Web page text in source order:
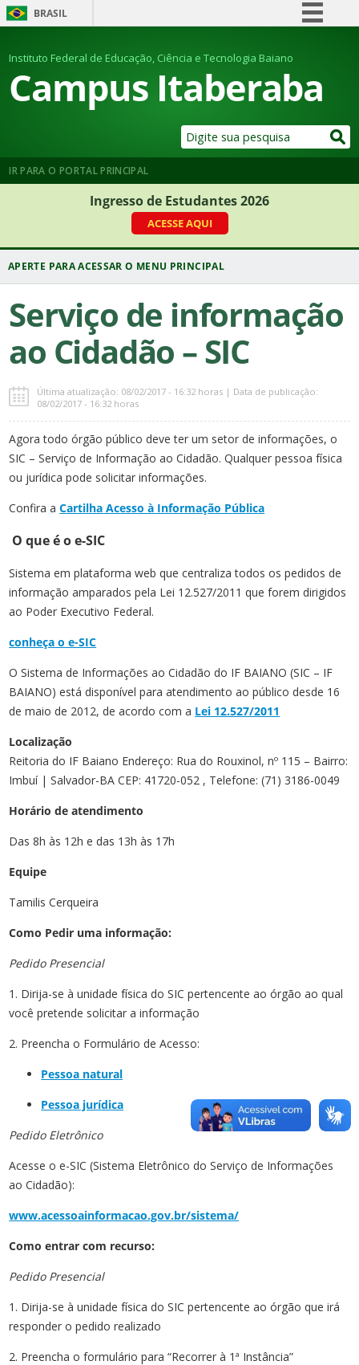
BRASIL
Comunica BR
Participe
Legislação
Instituto Federal de Educação, Ciência e Tecnologia Baiano
Campus Itaberaba
IR PARA O PORTAL PRINCIPAL
Ingresso de Estudantes 2026
ACESSE AQUI
Serviço de informação
ao Cidadão – SIC
Última atualização: 08/02/2017 - 16:32 horas | Data de publicação:
08/02/2017 - 16:32 horas
Agora todo órgão público deve ter um setor de informações, o
SIC – Serviço de Informação ao Cidadão. Qualquer pessoa física
ou jurídica pode solicitar informações.
Confira aCartilha Acesso à Informação Pública
O que é o e-SIC
Sistema em plataforma web que centraliza todos os pedidos de
informação amparados pela Lei 12.527/2011 que forem dirigidos
ao Poder Executivo Federal.
conheça o e-SIC
O Sistema de Informações ao Cidadão do IF BAIANO (SIC – IF
BAIANO) está disponível para atendimento ao público desde 16
de maio de 2012, de acordo com a Lei 12.527/2011
Localização
Reitoria do IF Baiano Endereço: Rua do Rouxinol, nº 115 – Bairro:
Imbuí | Salvador-BA CEP: 41720-052 , Telefone: (71) 3186-0049
Horário de atendimento
Das 8h às 12h e das 13h às 17h
Equipe
Tamilis Cerqueira
Como Pedir uma informação:
Pedido Presencial
1. Dirija-se à unidade física do SIC pertencente ao órgão ao qual
você pretende solicitar a informação
2. Preencha o Formulário de Acesso:
Pessoa natural
Pessoa jurídica
Pedido Eletrônico
Acesse o e-SIC (Sistema Eletrônico do Serviço de Informações
ao Cidadão):
www.acessoainformacao.gov.br/sistema/
Como entrar com recurso:
Pedido Presencial
1. Dirija-se à unidade física do SIC pertencente ao órgão que irá
responder o pedido realizado
2. Preencha o formulário para “Recorrer à 1ª Instância”